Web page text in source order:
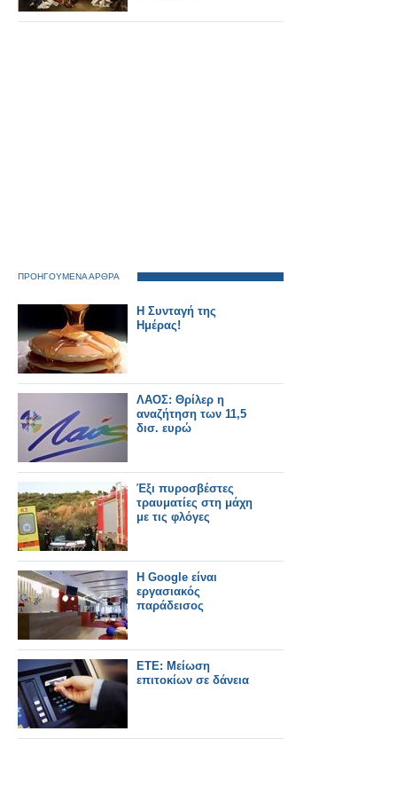
ΠΡΟΗΓΟΥΜΕΝΑ ΑΡΘΡΑ
Η Συνταγή της
Ημέρας!
ΛΑΟΣ: Θρίλερ η
αναζήτηση των 11,5
δισ. ευρώ
Έξι πυροσβέστες
τραυματίες στη μάχη
με τις φλόγες
H Google είναι
εργασιακός
παράδεισος
ΕΤΕ: Μείωση
επιτοκίων σε δάνεια